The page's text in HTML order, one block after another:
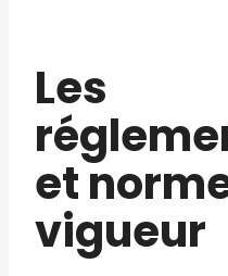
Les
et
vigueur